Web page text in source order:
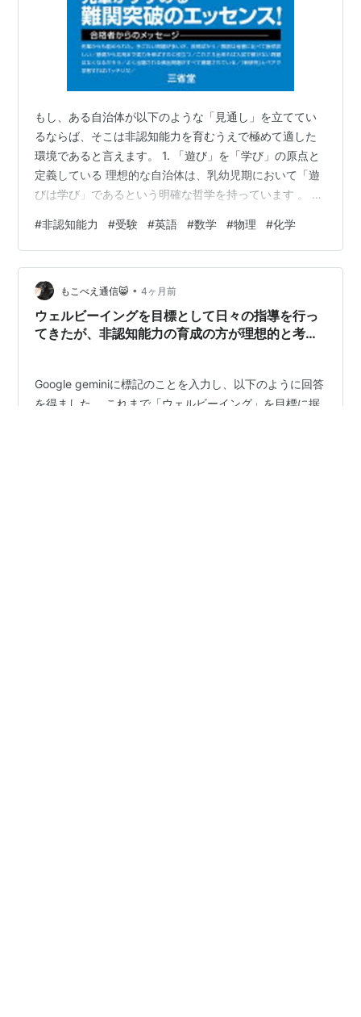
もし、ある自治体が以下のような「見通し」を立ててい
るならば、そこは非認知能力を育むうえで極めて適した
環境であると言えます。 1. 「遊び」を「学び」の原点と
定義している 理想的な自治体は、乳幼児期において「遊
びは学び」であるという明確な哲学を持っています 。 適
「やりぬく力」「人とかかわる力」といった要素を、単
なるレクリエーションではなく、将来の資質・能力の基
礎（非認知能力）として正面から評価しているからです
。 効果: 幼児期の「意欲」や「忍耐力」がその後の学習
の基盤になるという科学的知見を施策の根幹に据えるこ
とで、早期からの体系的な育成…
#非認知能力 #受験 #英語 #数学 #物理 #化学
もこべえ通信😸 • 4ヶ月前
ウェルビーイングを目標として日々の指導を行っ
てきたが、非認知能力の育成の方が理想的と考え